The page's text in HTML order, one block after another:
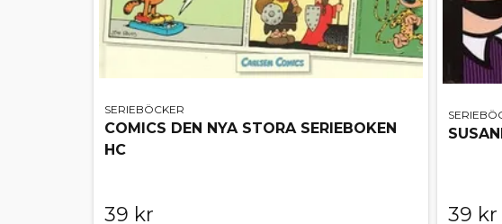
SERIEBÖCKER
COMICS DEN NYA STORA SERIEBOKEN
HC
39 kr 39 kr